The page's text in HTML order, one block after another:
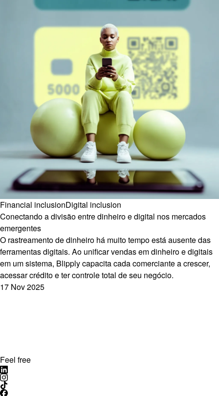
Financial inclusionDigital inclusion
Conectando a divisão entre dinheiro e digital nos mercados
emergentes
O rastreamento de dinheiro há muito tempo está ausente das
ferramentas digitais. Ao unificar vendas em dinheiro e digitais
em um sistema, Blipply capacita cada comerciante a crescer,
acessar crédito e ter controle total de seu negócio.
17 Nov 2025
Feel free